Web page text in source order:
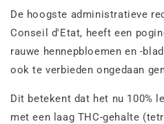
De hoogste administratieve
Conseil d'Etat, heeft een
rauwe hennepbloemen en -
ook te verbieden ongedaan
Dit betekent dat het nu 100%
met een laag THC-gehalte